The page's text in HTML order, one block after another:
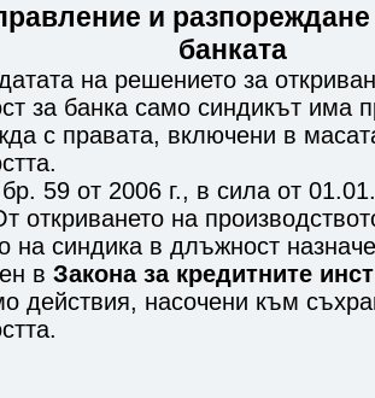
и
банката
на решението за
за банка само синдикът има
с правата, включени в
59 от 2006 г., в сила от
откриването на
на синдика в длъжност
в Закона за кредитните
действия, насочени към